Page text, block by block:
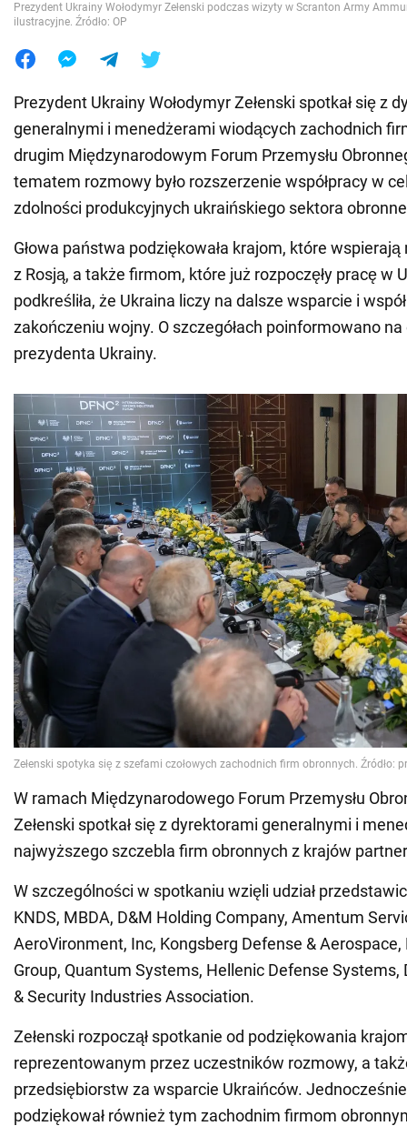
Prezydent Ukrainy Wołodymyr Zełenski podczas wizyty w Scranton Army
ilustracyjne. Źródło: OP
Prezydent Ukrainy Wołodymyr Zełenski spotkał się z
generalnymi i menedżerami wiodących zachodnich
drugim Międzynarodowym Forum Przemysłu
tematem rozmowy było rozszerzenie współpracy w
zdolności produkcyjnych ukraińskiego sektora
Głowa państwa podziękowała krajom, które
z Rosją, a także firmom, które już rozpoczęły pracę w
podkreśliła, że Ukraina liczy na dalsze wsparcie i
zakończeniu wojny. O szczegółach poinformowano
prezydenta Ukrainy.
W ramach Międzynarodowego Forum Przemysłu
Zełenski spotkał się z dyrektorami generalnymi i
najwyższego szczebla firm obronnych z krajów
W szczególności w spotkaniu wzięli udział
KNDS, MBDA, D&M Holding Company, Amentum
AeroVironment, Inc, Kongsberg Defense & Aerospace,
Group, Quantum Systems, Hellenic Defense Systems,
& Security Industries Association.
Zełenski rozpoczął spotkanie od podziękowania
reprezentowanym przez uczestników rozmowy, a
przedsiębiorstw za wsparcie Ukraińców.
podziękował również tym zachodnim firmom